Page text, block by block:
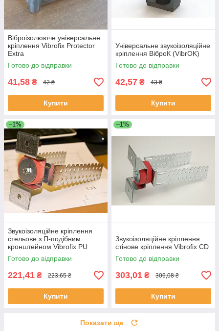
Віброізолююче універсальне
кріплення Vibrofix Protector
Extra
Готово до відправки
41,58 ₴ 42 ₴
Купити
Універсальне звукоізоляційне
кріплення ВіброК (VibrOK)
Готово до відправки
42,57 ₴ 43 ₴
Купити
–1%
Звукоізоляційне кріплення
стельове з П-подібним
кронштейном Vibrofix PU
Готово до відправки
221,41 ₴ 223,65 ₴
Купити
–1%
Звукоізоляційне кріплення
стінове кріплення Vibrofix CD
Готово до відправки
303,01 ₴ 306,08 ₴
Купити
Показати ще